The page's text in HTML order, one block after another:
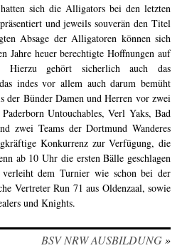
sich die Alligators bei den letzten
und jeweils souverän den Titel
Absage der Alligatoren können sich
Jahre heuer berechtigte Hoffnungen auf
Hierzu gehört sicherlich auch das
indes vor allem auch darum bemüht
der Bünder Damen und Herren vor zwei
Untouchables, Verl Yaks, Bad
zwei Teams der Dortmund Wanderes
Konkurrenz zur Verfügung, die
ab 10 Uhr die ersten Bälle geschlagen
dem Turnier wie schon bei der
Vertreter Run 71 aus Oldenzaal, sowie
und Knights.
BSV NRW AUSBILDUNG»